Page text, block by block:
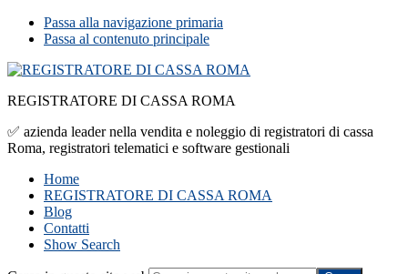
Passa alla navigazione primaria
Passa al contenuto principale
REGISTRATORE DI CASSA ROMA
✅ azienda leader nella vendita e noleggio di registratori di cassa
Roma, registratori telematici e software gestionali
Home
REGISTRATORE DI CASSA ROMA
Blog
Contatti
Show Search